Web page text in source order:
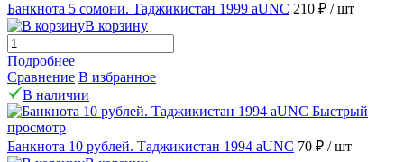
Банкнота 5 сомони. Таджикистан 1999 aUNC 210 ₽ / шт
В корзину
Подробнее
Сравнение В избранное
В наличии
Быстрый
просмотр
Банкнота 10 рублей. Таджикистан 1994 aUNC 70 ₽ / шт